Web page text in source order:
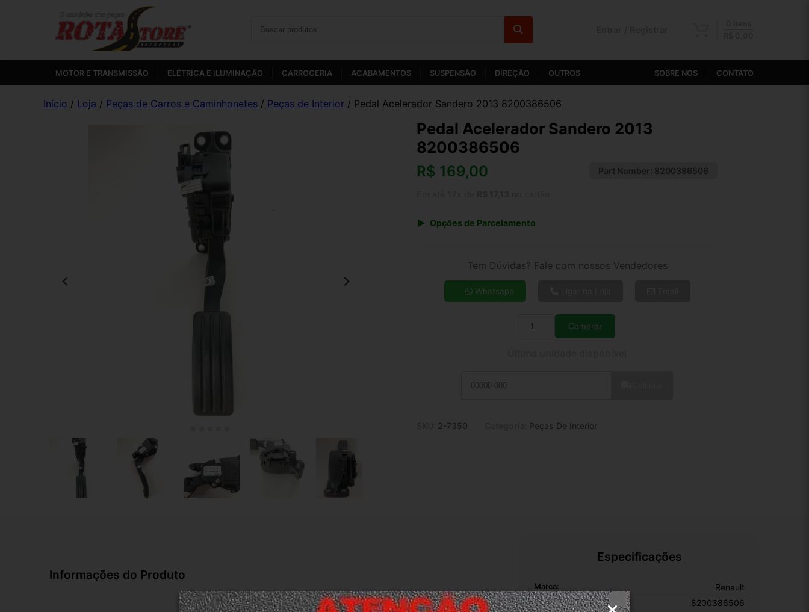
MOTOR E TRANSMISSÃO ELÉTRICA E ILUMINAÇÃO CARROCERIA ACABAMENTOS SUSPENSÃO DIREÇÃO OUTROS SOBRE NÓS CONTATO
Início / Loja / Peças de Carros e Caminhonetes / Peças de Interior / Pedal Acelerador Sandero 2013 8200386506
Pedal Acelerador Sandero 2013
8200386506
R$ 169,00 Part Number: 8200386506
Opções de Parcelamento
7x de R$ 27,70
9x de R$ 22,10
Tem Dúvidas? Fale com nossos Vendedores
Whatsapp
Quantidade
Comprar
2-7350 Peças De Interior
Informações do Produto
Especificações
Marca: Renault
Número De Peça: 8200386506